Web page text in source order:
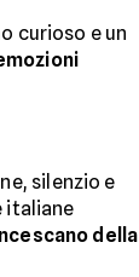
curioso e un
silenzio e
italiane
della